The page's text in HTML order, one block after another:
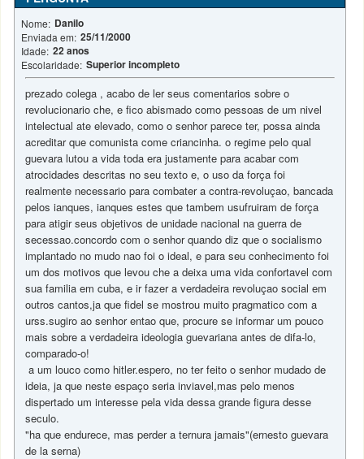
Nome: Danilo
Enviada em: 25/11/2000
Idade: 22 anos
Escolaridade: Superior incompleto
prezado colega , acabo de ler seus comentarios sobre o
revolucionario che, e fico abismado como pessoas de um nivel
intelectual ate elevado, como o senhor parece ter, possa ainda
acreditar que comunista come criancinha. o regime pelo qual
guevara lutou a vida toda era justamente para acabar com
atrocidades descritas no seu texto e, o uso da força foi
realmente necessario para combater a contra-revoluçao, bancada
pelos ianques, ianques estes que tambem usufruiram de força
para atigir seus objetivos de unidade nacional na guerra de
secessao.concordo com o senhor quando diz que o socialismo
implantado no mudo nao foi o ideal, e para seu conhecimento foi
um dos motivos que levou che a deixa uma vida confortavel com
sua familia em cuba, e ir fazer a verdadeira revoluçao social em
outros cantos,ja que fidel se mostrou muito pragmatico com a
urss.sugiro ao senhor entao que, procure se informar um pouco
mais sobre a verdadeira ideologia guevariana antes de difa-lo,
comparado-o!
a um louco como hitler.espero, no ter feito o senhor mudado de
ideia, ja que neste espaço seria inviavel,mas pelo menos
dispertado um interesse pela vida dessa grande figura desse
seculo.
"ha que endurece, mas perder a ternura jamais"(ernesto guevara
de la serna)